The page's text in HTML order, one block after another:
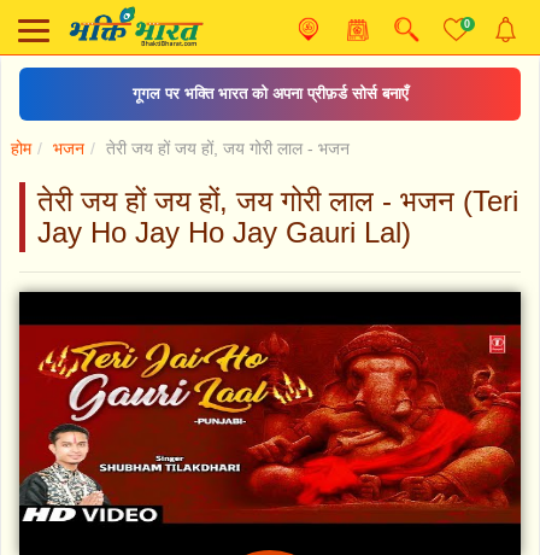
0
गूगल पर भक्ति भारत को अपना प्रीफ़र्ड सोर्स बनाएँ
होम भजन तेरी जय हों जय हों, जय गोरी लाल - भजन
तेरी जय हों जय हों, जय गोरी लाल - भजन (Teri
Jay Ho Jay Ho Jay Gauri Lal)